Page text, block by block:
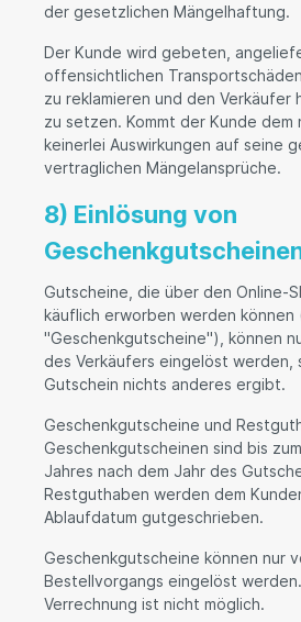
der gesetzlichen Mängelhaftung.
Der Kunde wird gebeten,
offensichtlichen
zu reklamieren und den Verkäufer
zu setzen. Kommt der Kunde dem
keinerlei Auswirkungen auf seine
vertraglichen Mängelansprüche.
8) Einlösung von
Gutscheine, die über den Online-
käuflich erworben werden können
"Geschenkgutscheine"), können
des Verkäufers eingelöst werden,
Gutschein nichts anderes ergibt.
Geschenkgutscheine und
Geschenkgutscheinen sind bis
Jahres nach dem Jahr des
Restguthaben werden dem
Ablaufdatum gutgeschrieben.
Geschenkgutscheine können nur
Bestellvorgangs eingelöst
Verrechnung ist nicht möglich.